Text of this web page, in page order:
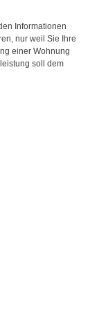
Informationen
nur weil Sie Ihre
einer Wohnung
soll dem